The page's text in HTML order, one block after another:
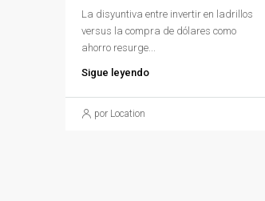
La disyuntiva entre invertir en ladrillos
versus la compra de dólares como
ahorro resurge...
Sigue leyendo
por Location